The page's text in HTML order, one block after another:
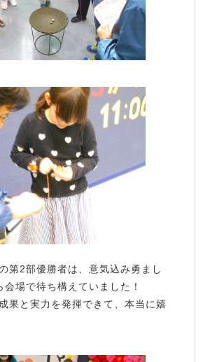
第2部優勝者は、意気込み勇まし
会場で待ち構えていました！
果と実力を発揮できて、本当に嬉